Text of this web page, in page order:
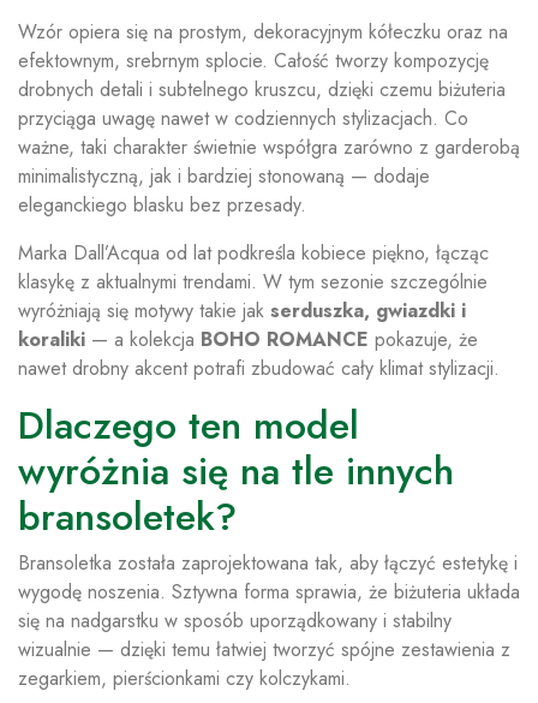
Wzór opiera się na prostym, dekoracyjnym kółeczku oraz na
efektownym, srebrnym splocie. Całość tworzy kompozycję
drobnych detali i subtelnego kruszcu, dzięki czemu biżuteria
przyciąga uwagę nawet w codziennych stylizacjach. Co
ważne, taki charakter świetnie współgra zarówno z garderobą
minimalistyczną, jak i bardziej stonowaną — dodaje
eleganckiego blasku bez przesady.
Marka Dall’Acqua od lat podkreśla kobiece piękno, łącząc
klasykę z aktualnymi trendami. W tym sezonie szczególnie
wyróżniają się motywy takie jak serduszka, gwiazdki i
koraliki — a kolekcja BOHO ROMANCE pokazuje, że
nawet drobny akcent potrafi zbudować cały klimat stylizacji.
Dlaczego ten model
wyróżnia się na tle innych
bransoletek?
Bransoletka została zaprojektowana tak, aby łączyć estetykę i
wygodę noszenia. Sztywna forma sprawia, że biżuteria układa
się na nadgarstku w sposób uporządkowany i stabilny
wizualnie — dzięki temu łatwiej tworzyć spójne zestawienia z
zegarkiem, pierścionkami czy kolczykami.